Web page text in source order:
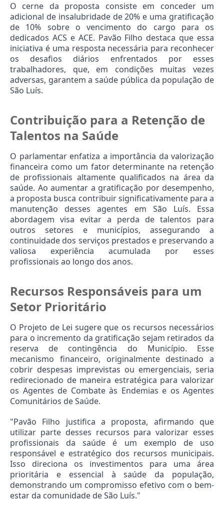
O cerne da proposta consiste em conceder um
adicional de insalubridade de 20% e uma gratificação
de 10% sobre o vencimento do cargo para os
dedicados ACS e ACE. Pavão Filho destaca que essa
iniciativa é uma resposta necessária para reconhecer
os desafios diários enfrentados por esses
trabalhadores, que, em condições muitas vezes
adversas, garantem a saúde pública da população de
São Luís.
Contribuição para a Retenção de
Talentos na Saúde
O parlamentar enfatiza a importância da valorização
financeira como um fator determinante na retenção
de profissionais altamente qualificados na área da
saúde. Ao aumentar a gratificação por desempenho,
a proposta busca contribuir significativamente para a
manutenção desses agentes em São Luís. Essa
abordagem visa evitar a perda de talentos para
outros setores e municípios, assegurando a
continuidade dos serviços prestados e preservando a
valiosa experiência acumulada por esses
profissionais ao longo dos anos.
Recursos Responsáveis para um
Setor Prioritário
O Projeto de Lei sugere que os recursos necessários
para o incremento da gratificação sejam retirados da
reserva de contingência do Município. Esse
mecanismo financeiro, originalmente destinado a
cobrir despesas imprevistas ou emergenciais, seria
redirecionado de maneira estratégica para valorizar
os Agentes de Combate às Endemias e os Agentes
Comunitários de Saúde.
"Pavão Filho justifica a proposta, afirmando que
utilizar parte desses recursos para valorizar esses
profissionais da saúde é um exemplo de uso
responsável e estratégico dos recursos municipais.
Isso direciona os investimentos para uma área
prioritária e essencial à saúde da população,
demonstrando um compromisso efetivo com o bem-
estar da comunidade de São Luís."